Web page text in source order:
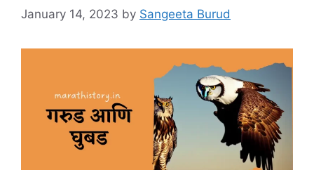
January 14, 2023 by Sangeeta Burud